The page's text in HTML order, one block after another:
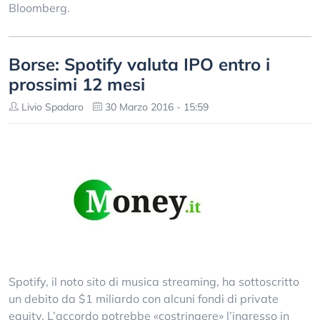
Bloomberg.
Borse: Spotify valuta IPO entro i
prossimi 12 mesi
Livio Spadaro 30 Marzo 2016 - 15:59
Spotify, il noto sito di musica streaming, ha sottoscritto
un debito da $1 miliardo con alcuni fondi di private
equity. L’accordo potrebbe «costringere» l’ingresso in